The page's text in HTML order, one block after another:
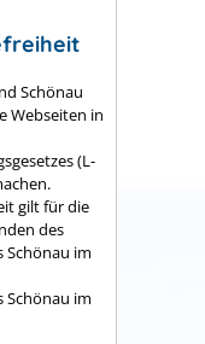
Schönau
Webseiten in
(L-
gilt für die
des
Schönau im
Schönau im